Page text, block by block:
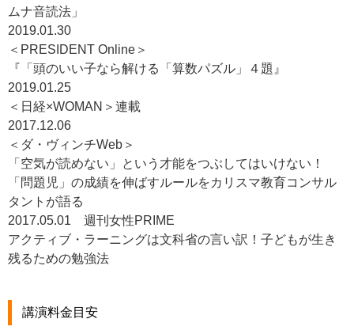
ムナ音読法」
2019.01.30
＜PRESIDENT Online＞
『「頭のいい子なら解ける「算数パズル」４題』
2019.01.25
＜日経×WOMAN＞連載
2017.12.06
＜ダ・ヴィンチWeb＞
「空気が読めない」という才能をつぶしてはいけない！
「問題児」の成績を伸ばすルールをカリスマ教育コンサル
タントが語る
2017.05.01 週刊女性PRIME
アクティブ・ラーニングは文科省の言い訳！子どもが生き
残るための勉強法
講演料金目安